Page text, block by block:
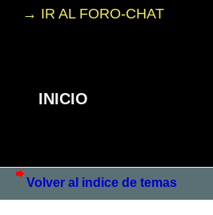
→ IR AL FORO-CHAT
INICIO
Volver al indice de temas